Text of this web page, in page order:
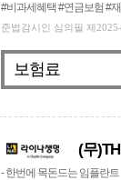
#비과세혜택 #연금보험 #
준법감시인 심의필 제
보험료
(무
- 한번에 목돈드는 임플란